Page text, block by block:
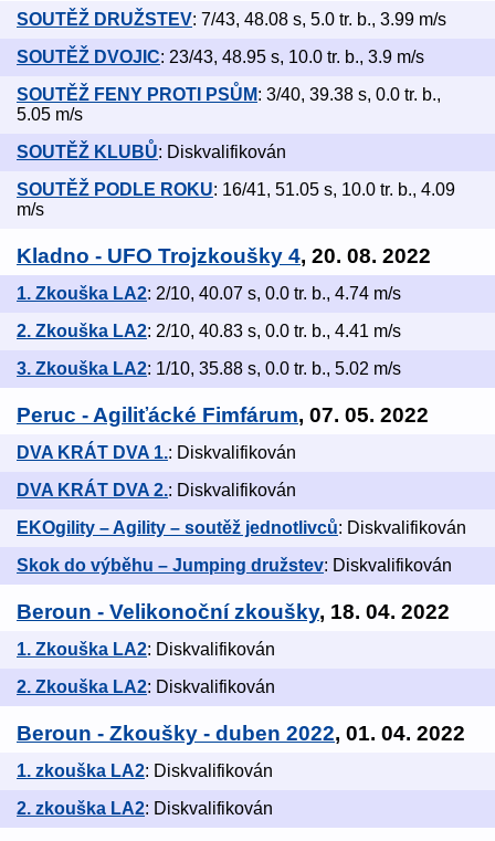
SOUTĚŽ DRUŽSTEV: 7/43, 48.08 s, 5.0 tr. b., 3.99 m/s
SOUTĚŽ DVOJIC: 23/43, 48.95 s, 10.0 tr. b., 3.9 m/s
SOUTĚŽ FENY PROTI PSŮM: 3/40, 39.38 s, 0.0 tr. b.,
5.05 m/s
SOUTĚŽ KLUBŮ: Diskvalifikován
SOUTĚŽ PODLE ROKU: 16/41, 51.05 s, 10.0 tr. b., 4.09
m/s
Kladno - UFO Trojzkoušky 4, 20. 08. 2022
1. Zkouška LA2: 2/10, 40.07 s, 0.0 tr. b., 4.74 m/s
2. Zkouška LA2: 2/10, 40.83 s, 0.0 tr. b., 4.41 m/s
3. Zkouška LA2: 1/10, 35.88 s, 0.0 tr. b., 5.02 m/s
Peruc - Agiliťácké Fimfárum, 07. 05. 2022
DVA KRÁT DVA 1.: Diskvalifikován
DVA KRÁT DVA 2.: Diskvalifikován
EKOgility – Agility – soutěž jednotlivců: Diskvalifikován
Skok do výběhu – Jumping družstev: Diskvalifikován
Beroun - Velikonoční zkoušky, 18. 04. 2022
1. Zkouška LA2: Diskvalifikován
2. Zkouška LA2: Diskvalifikován
Beroun - Zkoušky - duben 2022, 01. 04. 2022
1. zkouška LA2: Diskvalifikován
2. zkouška LA2: Diskvalifikován